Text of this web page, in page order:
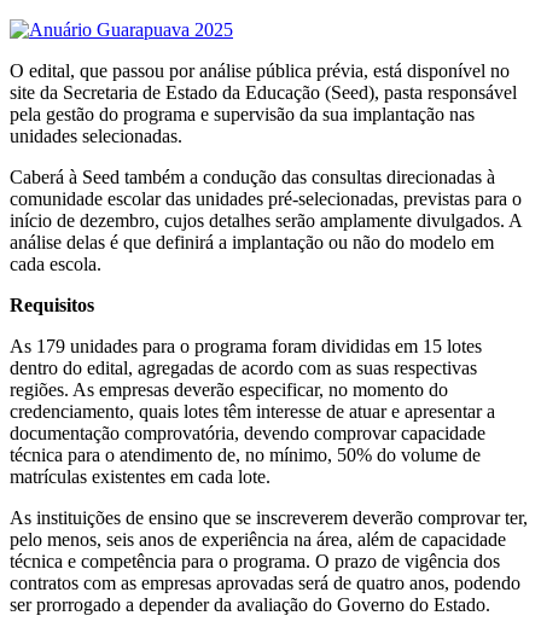
O edital, que passou por análise pública prévia, está disponível no
site da Secretaria de Estado da Educação (Seed), pasta responsável
pela gestão do programa e supervisão da sua implantação nas
unidades selecionadas.
Caberá à Seed também a condução das consultas direcionadas à
comunidade escolar das unidades pré-selecionadas, previstas para o
início de dezembro, cujos detalhes serão amplamente divulgados. A
análise delas é que definirá a implantação ou não do modelo em
cada escola.
Requisitos
As 179 unidades para o programa foram divididas em 15 lotes
dentro do edital, agregadas de acordo com as suas respectivas
regiões. As empresas deverão especificar, no momento do
credenciamento, quais lotes têm interesse de atuar e apresentar a
documentação comprovatória, devendo comprovar capacidade
técnica para o atendimento de, no mínimo, 50% do volume de
matrículas existentes em cada lote.
As instituições de ensino que se inscreverem deverão comprovar ter,
pelo menos, seis anos de experiência na área, além de capacidade
técnica e competência para o programa. O prazo de vigência dos
contratos com as empresas aprovadas será de quatro anos, podendo
ser prorrogado a depender da avaliação do Governo do Estado.